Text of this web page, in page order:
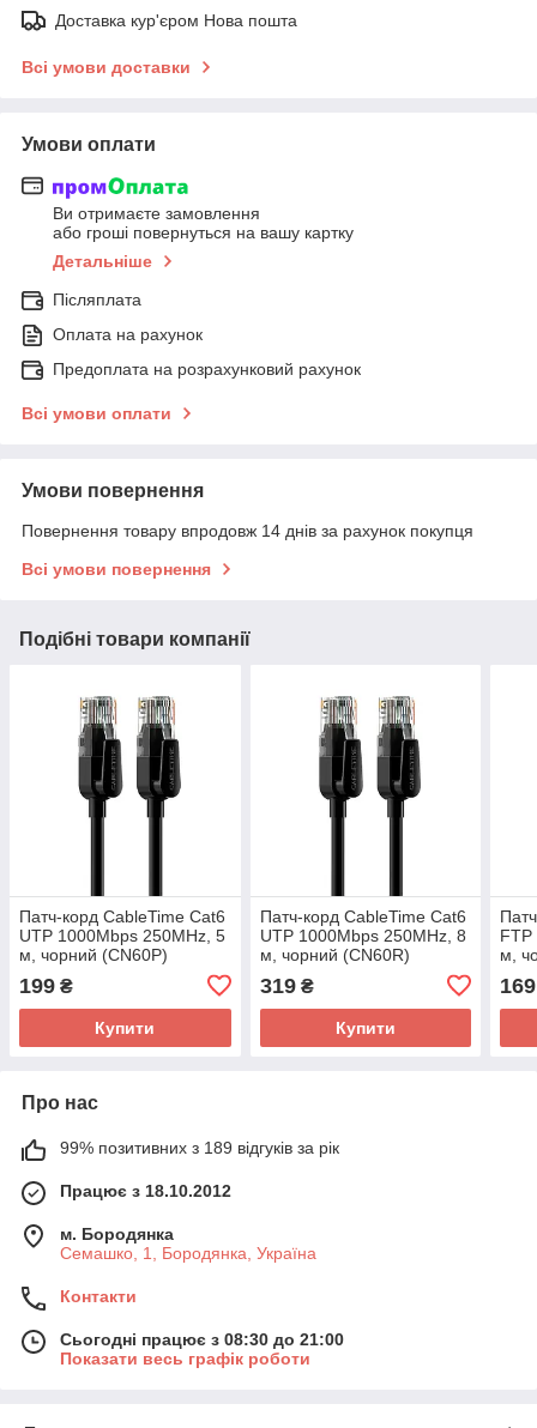
Доставка кур'єром Нова пошта
Всі умови доставки
Умови оплати
Ви отримаєте замовлення
або гроші повернуться на вашу картку
Детальніше
Післяплата
Оплата на рахунок
Предоплата на розрахунковий рахунок
Всі умови оплати
Умови повернення
Повернення товару впродовж 14 днів за рахунок покупця
Всі умови повернення
Подібні товари компанії
Патч-корд CableTime Cat6
UTP 1000Mbps 250MHz, 5
м, чорний (CN60P)
199 ₴
Купити
Патч-корд CableTime Cat6
UTP 1000Mbps 250MHz, 8
м, чорний (CN60R)
319₴
Купити
FTP
м,
169
Про нас
99% позитивних з 189 відгуків за рік
Працює з 18.10.2012
м. Бородянка
Семашко, 1, Бородянка, Україна
Контакти
Сьогодні працює з 08:30 до 21:00
Показати весь графік роботи